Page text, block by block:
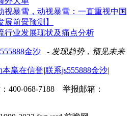
视暴雪，动视暴雪：一直重视中国
前景预测】
行业发展现状及痛点分析
金沙 - 发现趋势，预见未来
本赢在信誉|联系js555888金沙|
400-068-7188 举报邮箱：